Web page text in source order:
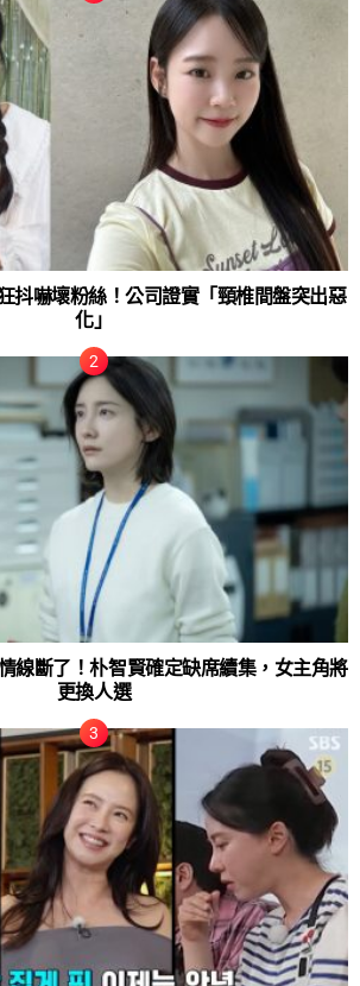
抖嚇壞粉絲！公司證實「頸椎間盤突出惡
化」
線斷了！朴智賢確定缺席續集，女主角將
更換人選